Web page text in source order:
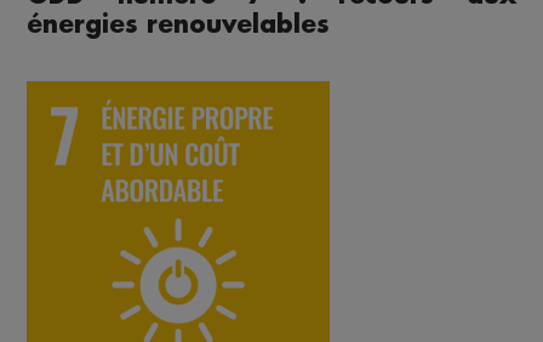
énergies renouvelables